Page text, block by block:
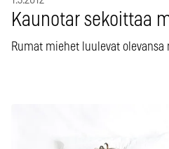
Kaunotar sekoittaa
Rumat miehet luulevat